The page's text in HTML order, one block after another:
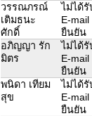
วรรณภรณ์
เติมธนะ
ศักดิ์
ไม่ได้รั
E-mail
ยืนยัน
อภิญญา รัก
มิตร
ไม่ได้รั
E-mail
ยืนยัน
พนิดา เทียม
สุข
ไม่ได้รั
E-mail
ยืนยัน